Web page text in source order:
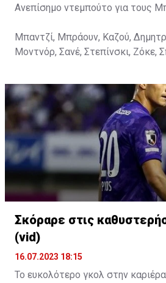
Ανεπίσημο ντεμπούτο για τους
Μπαντζί, Μπράουν, Καζού,
Μοντνόρ, Σανέ, Στεπίνσκι, Ζόκε,
Σκόραρε στις
(vid)
16.07.2023 18:15
Το ευκολότερο γκολ στην